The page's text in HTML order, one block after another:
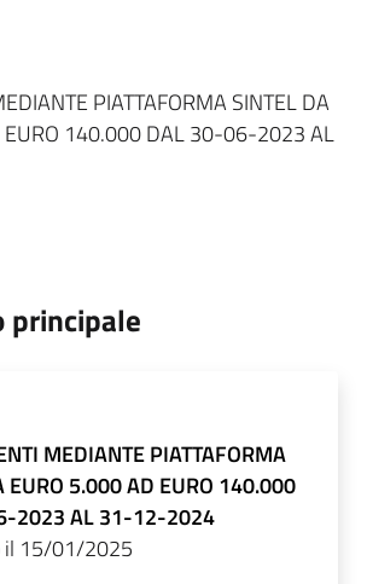
PIATTAFORMA SINTEL DA
EURO 140.000 DAL 30-06-2023 AL
principale
MEDIANTE PIATTAFORMA
EURO 5.000 AD EURO 140.000
2023 AL 31-12-2024
il 15/01/2025